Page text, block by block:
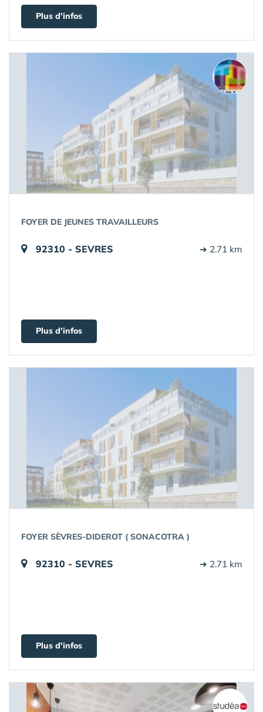
Plus d'infos
FOYER DE JEUNES TRAVAILLEURS
92310 - SEVRES ➔ 2.71 km
Plus d'infos
FOYER SÈVRES-DIDEROT ( SONACOTRA )
92310 - SEVRES ➔ 2.71 km
Plus d'infos